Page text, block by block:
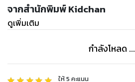
จากสำนักพิมพ์ Kidchan
ดูเพิ่มเติม
กำลังโหลด ...
ให้5 คะแนน